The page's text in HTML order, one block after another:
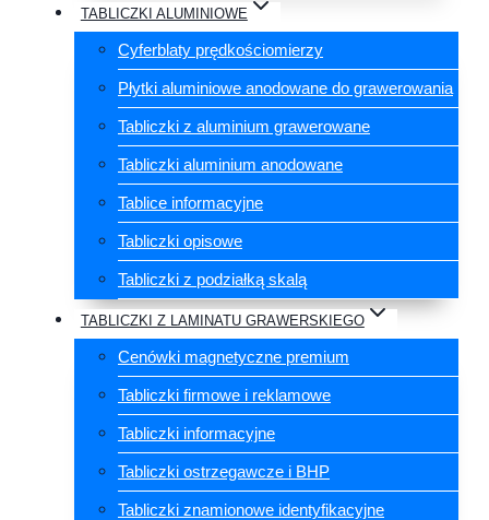
TABLICZKI ALUMINIOWE
Cyferblaty prędkościomierzy
Płytki aluminiowe anodowane do grawerowania
Tabliczki z aluminium grawerowane
Tabliczki aluminium anodowane
Tablice informacyjne
Tabliczki opisowe
Tabliczki z podziałką skalą
TABLICZKI Z LAMINATU GRAWERSKIEGO
Cenówki magnetyczne premium
Tabliczki firmowe i reklamowe
Tabliczki informacyjne
Tabliczki ostrzegawcze i BHP
Tabliczki znamionowe identyfikacyjne